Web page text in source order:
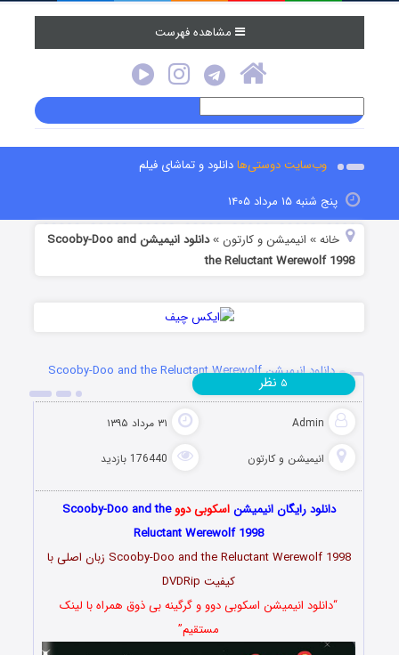
مشاهده فهرست
وب‌سایت دوستی‌هادانلود و تماشای فیلم
پنج شنبه ۱۵ مرداد ۱۴۰۵
خانه » انیمیشن و کارتون »
دانلود انیمیشن Scooby-Doo and
the Reluctant Werewolf 1998
دانلود انیمیشن Scooby-Doo and the Reluctant Werewolf
1998
Admin ۳۱ مرداد ۱۳۹۵
انیمیشن و کارتون 176440 بازدید
۵ نظر
دانلود رایگان انیمیشناسکوبی دوو Scooby-Doo and the
Reluctant Werewolf 1998
Scooby-Doo and the Reluctant Werewolf 1998 زبان اصلی با
کیفیت DVDRip
“دانلود انیمیشن اسکوبی دوو و گرگینه بی ذوق همراه با لینک
مستقیم”